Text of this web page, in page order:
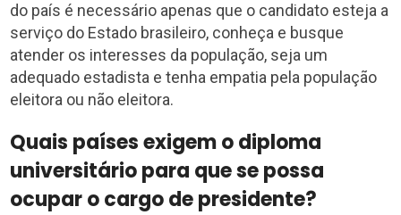
do país é necessário apenas que o candidato esteja a
serviço do Estado brasileiro, conheça e busque
atender os interesses da população, seja um
adequado estadista e tenha empatia pela população
eleitora ou não eleitora.
Quais países exigem o diploma
universitário para que se possa
ocupar o cargo de presidente?